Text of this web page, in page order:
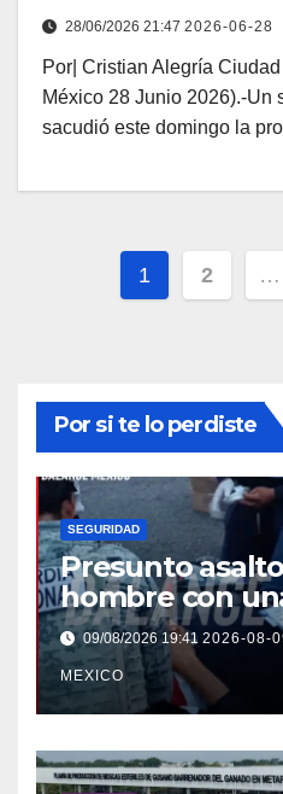
28/06/2026 21:47 2026-06-28
Por| Cristian Alegría
México 28 Junio 2026).-Un
sacudió este domingo la
1 2 …
Por si te lo perdiste
SEGURIDAD
Presunto
hombre con
pierna en
2000, Tapachula
09/08/2026 19:41 2026-08-
MEXICO